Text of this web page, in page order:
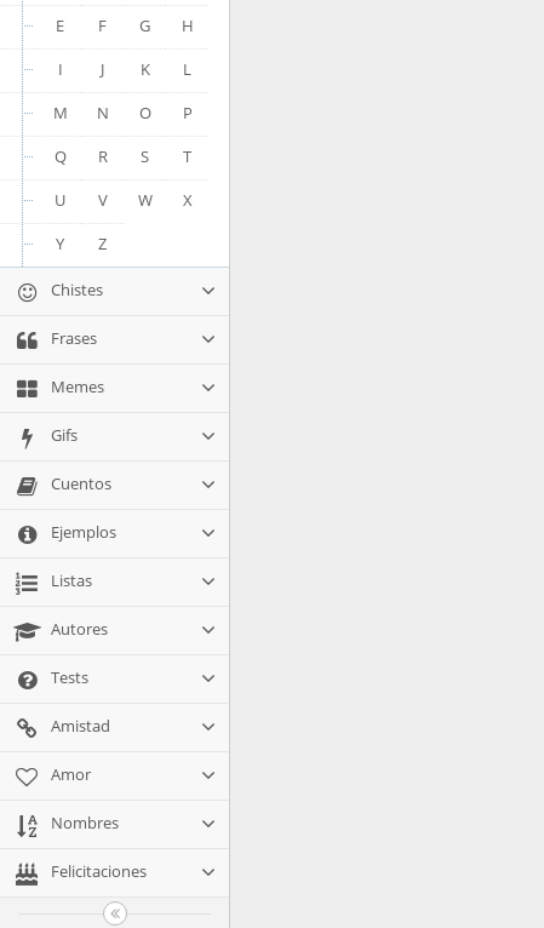
E
F G
H
I
J K
L
M
N O
P
Q
R S
T
U
V W
X
Y
Z
Chistes
Frases
Memes
Gifs
Cuentos
Ejemplos
Listas
Autores
Tests
Amistad
Amor
Nombres
Felicitaciones